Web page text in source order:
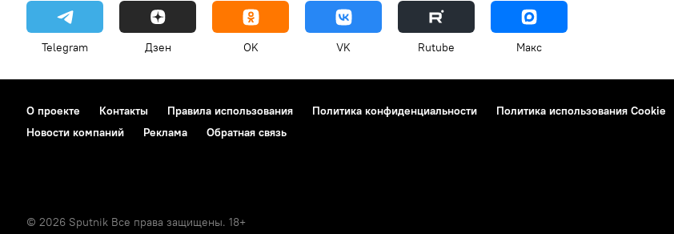
Telegram Дзен OK VK Rutube Макс
О проекте Контакты Правила использования Политика конфиденциальности Политика использования Cookie
Новости компаний
Реклама Обратная связь
© 2026 Sputnik Все права защищены. 18+